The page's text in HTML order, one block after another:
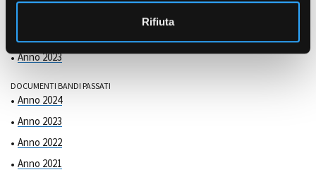
Rifiuta
Anno 2023
DOCUMENTI BANDI PASSATI
Anno 2024
Anno 2023
Anno 2022
Anno 2021